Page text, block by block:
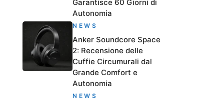
Garantisce 60 Giorni di
Autonomia
NEWS
Anker Soundcore Space
2: Recensione delle
Cuffie Circumurali dal
Grande Comfort e
Autonomia
NEWS